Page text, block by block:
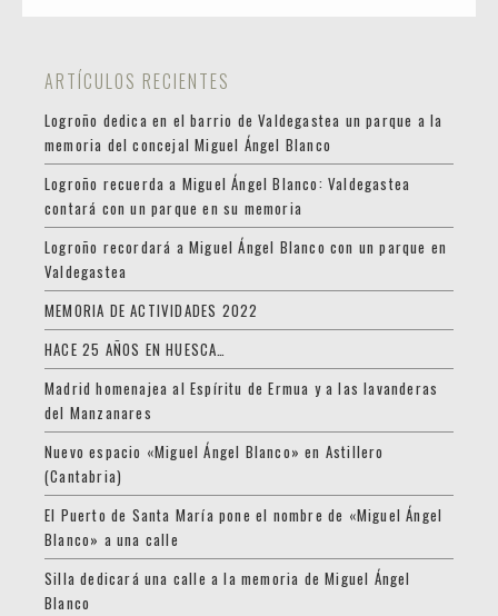
ARTÍCULOS RECIENTES
Logroño dedica en el barrio de Valdegastea un parque a la
memoria del concejal Miguel Ángel Blanco
Logroño recuerda a Miguel Ángel Blanco: Valdegastea
contará con un parque en su memoria
Logroño recordará a Miguel Ángel Blanco con un parque en
Valdegastea
MEMORIA DE ACTIVIDADES 2022
HACE 25 AÑOS EN HUESCA…
Madrid homenajea al Espíritu de Ermua y a las lavanderas
del Manzanares
Nuevo espacio «Miguel Ángel Blanco» en Astillero
(Cantabria)
El Puerto de Santa María pone el nombre de «Miguel Ángel
Blanco» a una calle
Silla dedicará una calle a la memoria de Miguel Ángel
Blanco